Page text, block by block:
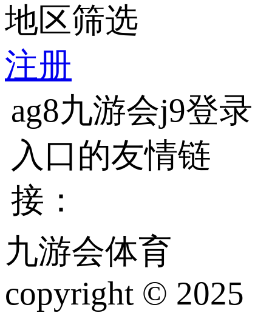
地区筛选
注册
ag8九游会j9登录
入口的友情链
接：
九游会体育
copyright © 2025